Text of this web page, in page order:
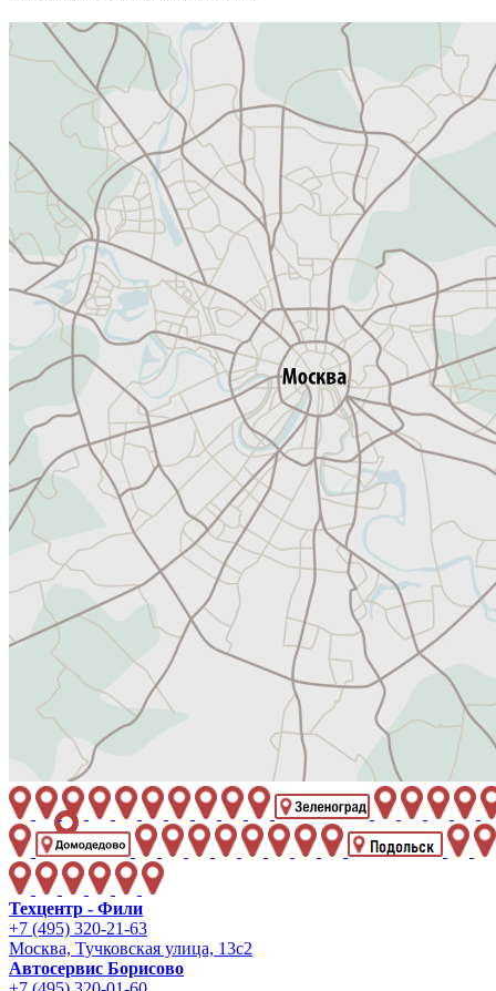
Техцентр - Фили
+7 (495) 320-21-63
Москва, Тучковская улица, 13с2
Автосервис Борисово